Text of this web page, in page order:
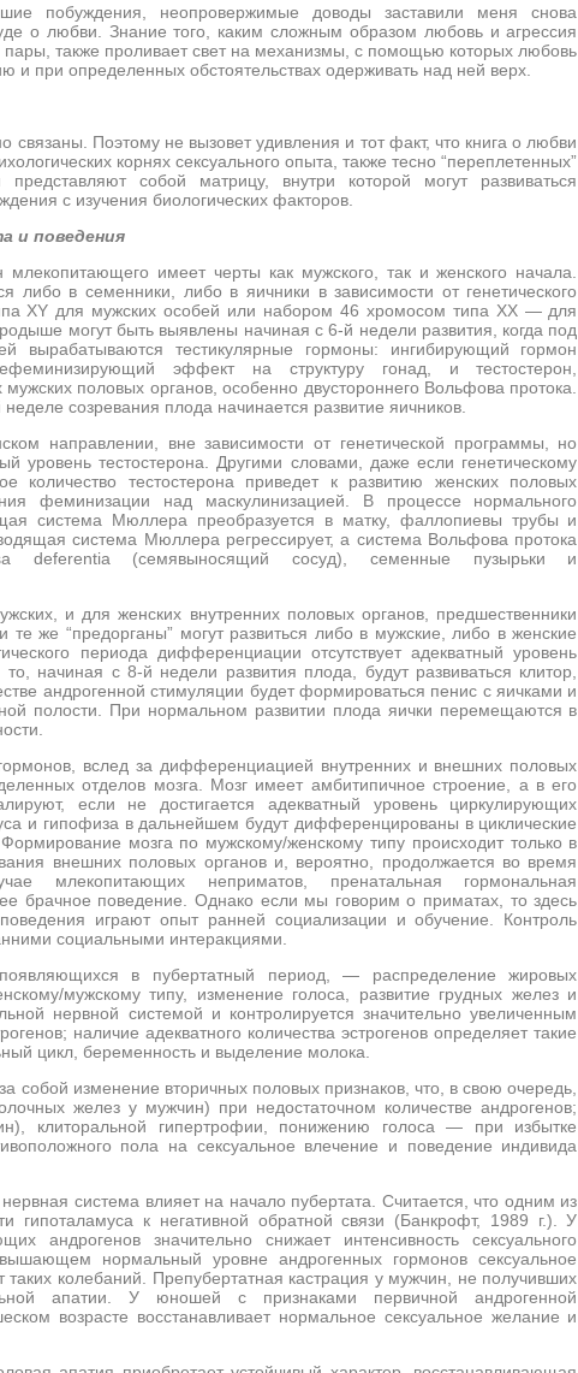
побуждения, неопровержимые доводы заставили меня снова
о любви. Знание того, каким сложным образом любовь и агрессия
пары, также проливает свет на механизмы, с помощью которых любовь
и при определенных обстоятельствах одерживать над ней верх.
связаны. Поэтому не вызовет удивления и тот факт, что книга о любви
корнях сексуального опыта, также тесно “переплетенных”
собой матрицу, внутри которой могут развиваться
с изучения биологических факторов.
и поведения
имеет черты как мужского, так и женского начала.
в семенники, либо в яичники в зависимости от генетического
XY для мужских особей или набором 46 хромосом типа ХХ — для
могут быть выявлены начиная с 6-й недели развития, когда под
вырабатываются тестикулярные гормоны: ингибирующий гормон
эффект на структуру гонад, и тестостерон,
половых органов, особенно двустороннего Вольфова протока.
созревания плода начинается развитие яичников.
направлении, вне зависимости от генетической программы, но
уровень тестостерона. Другими словами, даже если генетическому
количество тестостерона приведет к развитию женских половых
феминизации над маскулинизацией. В процессе нормального
система Мюллера преобразуется в матку, фаллопиевы трубы и
система Мюллера регрессирует, а система Вольфова протока
deferentia (семявыносящий сосуд), семенные пузырьки и
и для женских внутренних половых органов, предшественники
же “предорганы” могут развиться либо в мужские, либо в женские
периода дифференциации отсутствует адекватный уровень
начиная с 8-й недели развития плода, будут развиваться клитор,
андрогенной стимуляции будет формироваться пенис с яичками и
полости. При нормальном развитии плода яички перемещаются в
вслед за дифференциацией внутренних и внешних половых
отделов мозга. Мозг имеет амбитипичное строение, а в его
если не достигается адекватный уровень циркулирующих
и гипофиза в дальнейшем будут дифференцированы в циклические
мозга по мужскому/женскому типу происходит только в
внешних половых органов и, вероятно, продолжается во время
млекопитающих неприматов, пренатальная гормональная
брачное поведение. Однако если мы говорим о приматах, то здесь
играют опыт ранней социализации и обучение. Контроль
социальными интеракциями.
в пубертатный период, — распределение жировых
мужскому типу, изменение голоса, развитие грудных желез и
нервной системой и контролируется значительно увеличенным
наличие адекватного количества эстрогенов определяет такие
цикл, беременность и выделение молока.
собой изменение вторичных половых признаков, что, в свою очередь,
желез у мужчин) при недостаточном количестве андрогенов;
клиторальной гипертрофии, понижению голоса — при избытке
пола на сексуальное влечение и поведение индивида
система влияет на начало пубертата. Считается, что одним из
гипоталамуса к негативной обратной связи (Банкрофт, 1989 г.). У
андрогенов значительно снижает интенсивность сексуального
нормальный уровне андрогенных гормонов сексуальное
колебаний. Препубертатная кастрация у мужчин, не получивших
апатии. У юношей с признаками первичной андрогенной
возрасте восстанавливает нормальное сексуальное желание и